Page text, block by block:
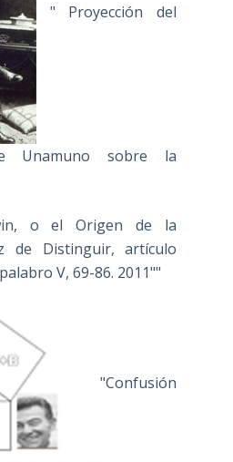
" Proyección del
Unamuno sobre la
o el Origen de la
de Distinguir, artículo
V, 69-86. 2011""
"Confusión